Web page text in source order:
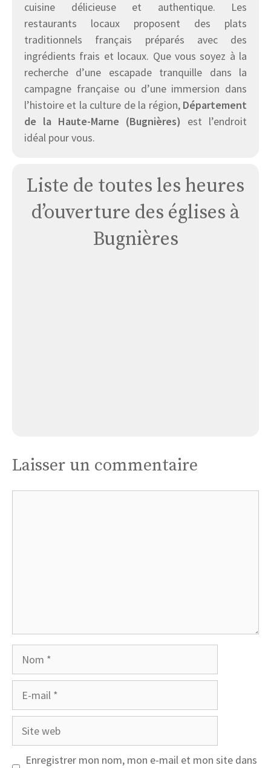
cuisine délicieuse et authentique. Les
restaurants locaux proposent des plats
traditionnels français préparés avec des
ingrédients frais et locaux. Que vous soyez à la
recherche d’une escapade tranquille dans la
campagne française ou d’une immersion dans
l’histoire et la culture de la région, Département
de la Haute-Marne (Bugnières) est l’endroit
idéal pour vous.
Liste de toutes les heures
d’ouverture des églises à
Bugnières
Laisser un commentaire
Site
Enregistrer mon nom, mon e-mail et mon site dans